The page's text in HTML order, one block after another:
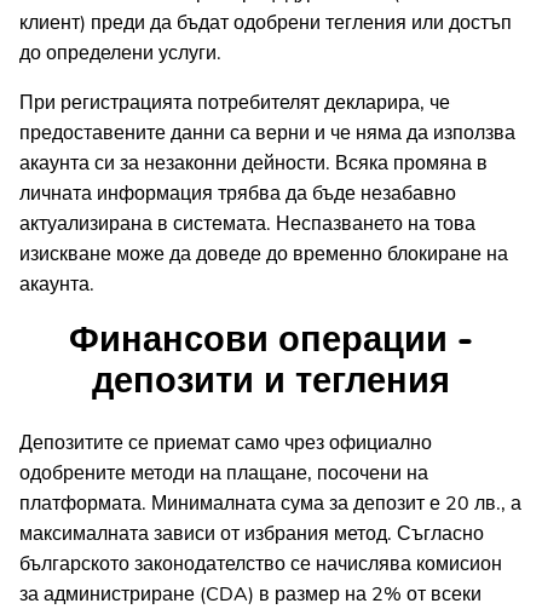
клиент) преди да бъдат одобрени тегления или достъп
до определени услуги.
При регистрацията потребителят декларира, че
предоставените данни са верни и че няма да използва
акаунта си за незаконни дейности. Всяка промяна в
личната информация трябва да бъде незабавно
актуализирана в системата. Неспазването на това
изискване може да доведе до временно блокиране на
акаунта.
Финансови операции -
депозити и тегления
Депозитите се приемат само чрез официално
одобрените методи на плащане, посочени на
платформата. Минималната сума за депозит е 20 лв., а
максималната зависи от избрания метод. Съгласно
българското законодателство се начислява комисион
за администриране (CDA) в размер на 2% от всеки